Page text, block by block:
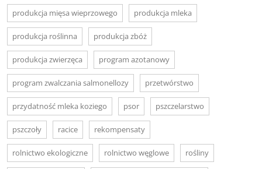
produkcja mięsa wieprzowego produkcja mleka
produkcja roślinna produkcja zbóż
produkcja zwierzęca program azotanowy
program zwalczania salmonellozy przetwórstwo
przydatność mleka koziego psor pszczelarstwo
pszczoły racice rekompensaty
rolnictwo ekologiczne rolnictwo węglowe rośliny